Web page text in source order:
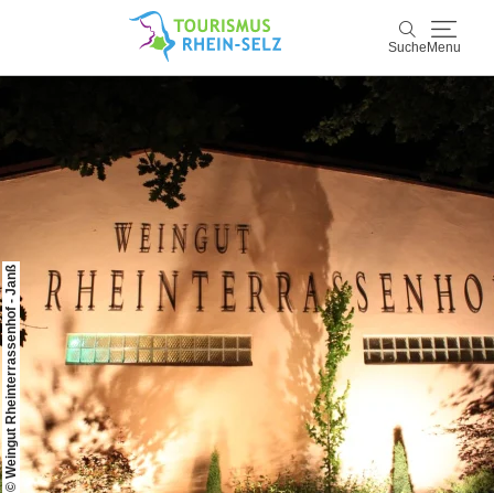
Suche Menu
Entdecken & Erleben
Wein & Genuss
Kultur & Events
Buchen & Service
© Weingut Rheinterrassenhof - Janß